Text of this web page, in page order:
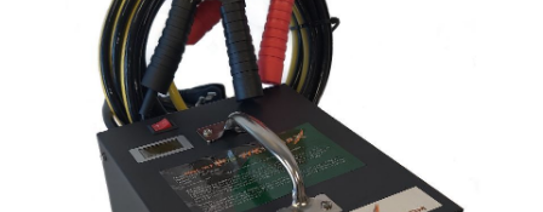
オプション品（17）
TPMS（4）
その他（9）
安定化電源ユニット（8）
バッテリーテスター（4）
古い車両用診断テスター（10）
ドイツ車（211）
イタリア/フランス車（27）
イギリス車（23）
その他（8）
スウェーデン車（45）
日本車（40）
ロシア（8）
イモビライザーOFF（1）
その他（6）